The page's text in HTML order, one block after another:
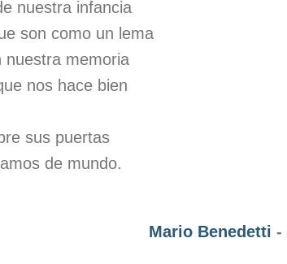
nuestra infancia
son como un lema
nuestra memoria
nos hace bien
sus puertas
de mundo.
Mario Benedetti -